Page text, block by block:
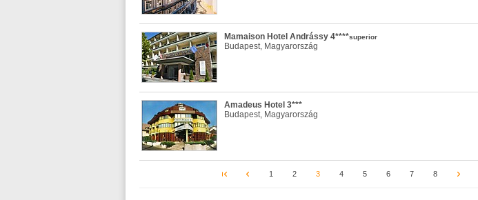
Mamaison Hotel Andrássy 4****superior
Budapest, Magyarország
Amadeus Hotel 3***
Budapest, Magyarország
1 2 3 4 5 6 7 8